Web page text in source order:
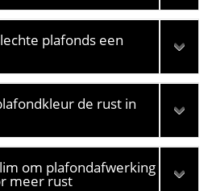
plafonds een
de rust in
om plafondafwerking
meer rust